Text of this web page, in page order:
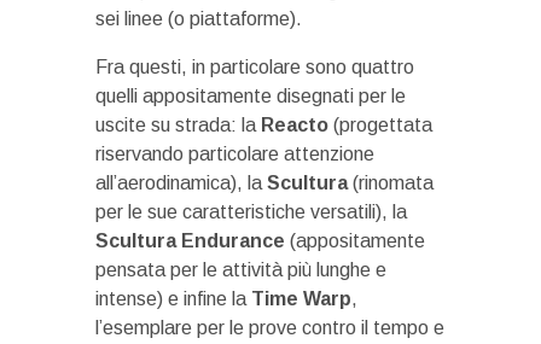
sei linee (o piattaforme).
Fra questi, in particolare sono quattro
quelli appositamente disegnati per le
uscite su strada: la Reacto (progettata
riservando particolare attenzione
all’aerodinamica), la Scultura(rinomata
per le sue caratteristiche versatili), la
Scultura Endurance (appositamente
pensata per le attività più lunghe e
intense) e infine la Time Warp,
l’esemplare per le prove contro il tempo e